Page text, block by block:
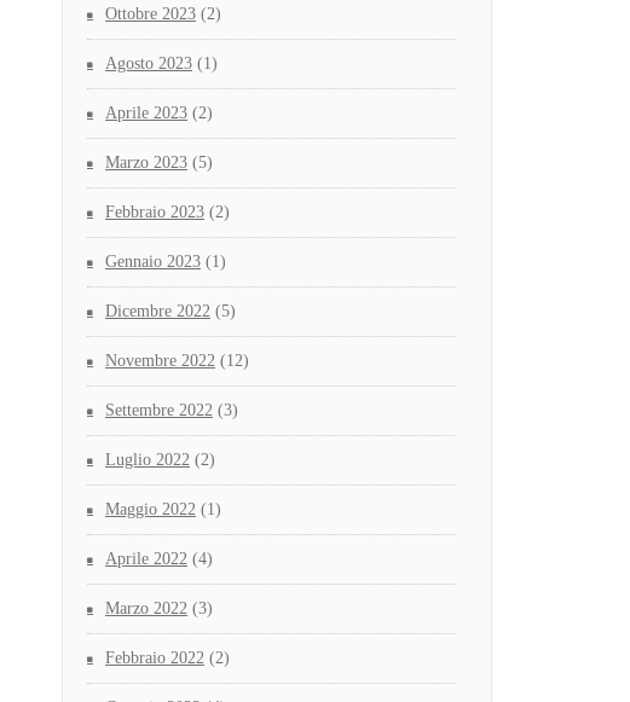
Ottobre 2023 (2)
Agosto 2023 (1)
Aprile 2023 (2)
Marzo 2023 (5)
Febbraio 2023 (2)
Gennaio 2023 (1)
Dicembre 2022 (5)
Novembre 2022 (12)
Settembre 2022 (3)
Luglio 2022 (2)
Maggio 2022 (1)
Aprile 2022 (4)
Marzo 2022 (3)
Febbraio 2022 (2)